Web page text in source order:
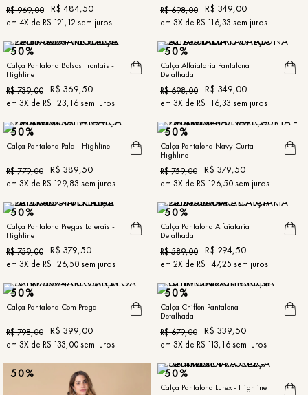
R$969,00 R$ 484,50
em 4X de R$ 121,12 sem juros
R$698,00 R$ 349,00
em 3X de R$ 116,33 sem juros
50%
Calça Pantalona Bolsos Frontais -
Highline
R$739,00 R$ 369,50
em 3X de R$ 123,16sem juros
50%
Calça Alfaiataria Pantalona
Detalhada
R$698,00 R$ 349,00
em 3X de R$ 116,33 sem juros
50%
Calça Pantalona Pala - Highline
R$779,00 R$ 389,50
em 3X de R$ 129,83 sem juros
50%
Calça Pantalona Navy Curta -
Highline
R$759,00 R$ 379,50
em 3X de R$ 126,50sem juros
50%
Calça Pantalona Pregas Laterais -
Highline
R$759,00 R$ 379,50
em 3X de R$ 126,50sem juros
50%
Calça Pantalona Alfaiataria
Detalhada
R$589,00 R$ 294,50
em 2X de R$ 147,25 sem juros
50%
Calça Pantalona Com Prega
R$798,00 R$ 399,00
em 3X de R$ 133,00sem juros
50%
Calça Chiffon Pantalona
Detalhada
R$679,00 R$ 339,50
em 3X de R$ 113,16sem juros
50% 50%
Calça Pantalona Lurex - Highline